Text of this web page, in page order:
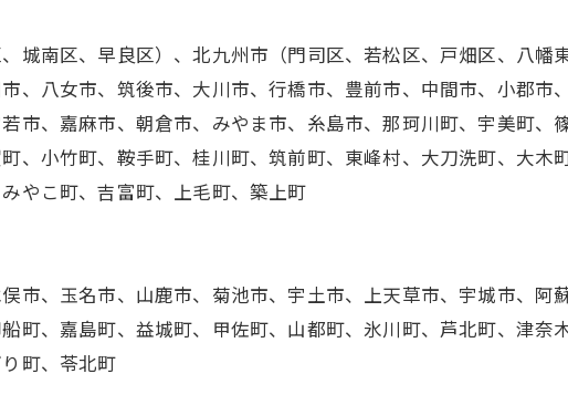
城南区、早良区）、北九州市（門司区、若松区、戸畑区、八幡
、八女市、筑後市、大川市、行橋市、豊前市、中間市、小郡市
市、嘉麻市、朝倉市、みやま市、糸島市、那珂川町、宇美町、
、小竹町、鞍手町、桂川町、筑前町、東峰村、大刀洗町、大木
やこ町、吉富町、上毛町、築上町
市、玉名市、山鹿市、菊池市、宇土市、上天草市、宇城市、阿
町、嘉島町、益城町、甲佐町、山都町、氷川町、芦北町、津奈
町、苓北町